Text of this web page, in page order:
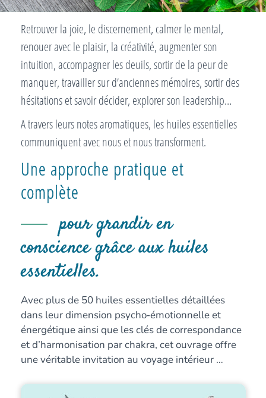
Retrouver la joie, le discernement, calmer le mental,
renouer avec le plaisir, la créativité, augmenter son
intuition, accompagner les deuils, sortir de la peur de
manquer, travailler sur d’anciennes mémoires, sortir des
hésitations et savoir décider, explorer son leadership…
A travers leurs notes aromatiques, les huiles essentielles
communiquent avec nous et nous transforment.
Une approche pratique et
complète
pour grandir en
conscience grâce aux huiles
essentielles.
Avec plus de 50 huiles essentielles détaillées
dans leur dimension psycho‐émotionnelle et
énergétique ainsi que les clés de correspondance
et d’harmonisation par chakra, cet ouvrage offre
une véritable invitation au voyage intérieur …